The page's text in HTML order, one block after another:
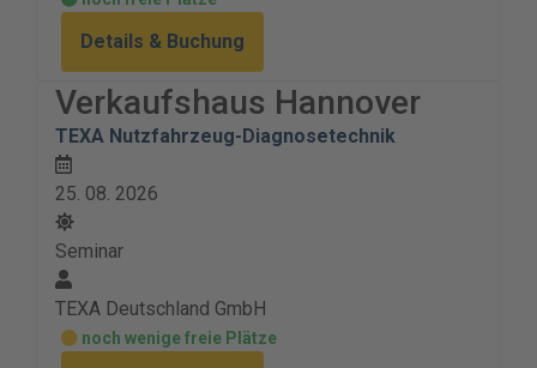
Details & Buchung
Verkaufshaus Hannover
TEXA Nutzfahrzeug-Diagnosetechnik
25. 08. 2026
Seminar
TEXA Deutschland GmbH
noch wenige freie Plätze